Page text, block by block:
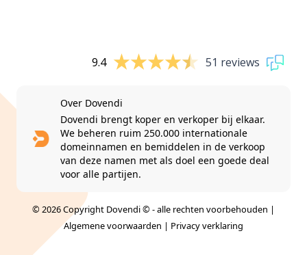
9.4 51 reviews
Over Dovendi
Dovendi brengt koper en verkoper bij elkaar.
We beheren ruim 250.000 internationale
domeinnamen en bemiddelen in de verkoop
van deze namen met als doel een goede deal
voor alle partijen.
© 2026 Copyright Dovendi © - alle rechten voorbehouden |
Algemene voorwaarden | Privacy verklaring